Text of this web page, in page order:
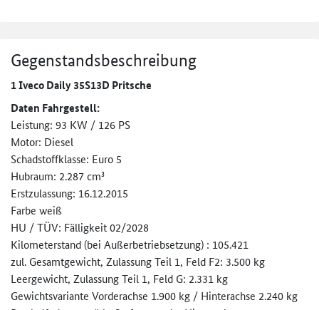
Gegenstandsbeschreibung
1 Iveco Daily 35S13D Pritsche
Daten Fahrgestell:
Leistung: 93 KW / 126 PS
Motor: Diesel
Schadstoffklasse: Euro 5
Hubraum: 2.287 cm³
Erstzulassung: 16.12.2015
Farbe weiß
HU / TÜV: Fälligkeit 02/2028
Kilometerstand (bei Außerbetriebsetzung) : 105.421
zul. Gesamtgewicht, Zulassung Teil 1, Feld F2: 3.500 kg
Leergewicht, Zulassung Teil 1, Feld G: 2.331 kg
Gewichtsvariante Vorderachse 1.900 kg / Hinterachse 2.240 kg